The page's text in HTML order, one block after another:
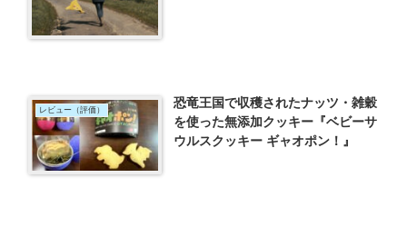
レビュー（評価）
恐竜王国で収穫されたナッツ・雑穀
を使った無添加クッキー『ベビーサ
ウルスクッキー ギャオポン！』